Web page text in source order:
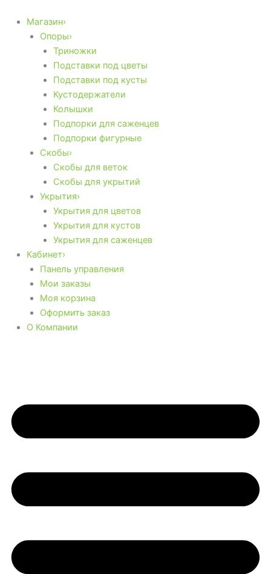
содержимому
Магазин›
Опоры›
Триножки
Подставки под цветы
Подставки под кусты
Кустодержатели
Колышки
Подпорки для саженцев
Подпорки фигурные
Скобы›
Скобы для веток
Скобы для укрытий
Укрытия›
Укрытия для цветов
Укрытия для кустов
Укрытия для саженцев
Кабинет›
Панель управления
Мои заказы
Моя корзина
Оформить заказ
О Компании
товара
подпорки
1000мм